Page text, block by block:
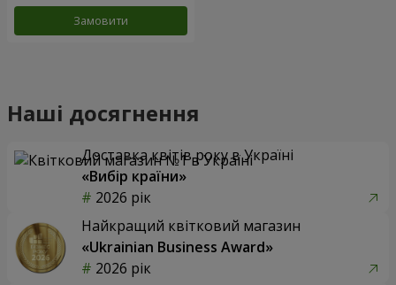
Замовити
Наші досягнення
Доставка квітів року в Україні
«Вибір країни»
2026 рік
Найкращий квітковий магазин
«Ukrainian Business Award»
2026 рік